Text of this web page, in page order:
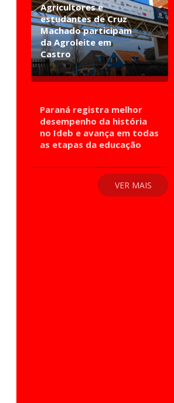
Agricultores e
estudantes de Cruz
Machado participam
da Agroleite em
Castro
Paraná registra melhor
desempenho da história
no Ideb e avança em todas
as etapas da educação
VER MAIS